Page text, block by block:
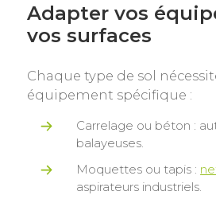
Adapter vos
vos surfaces
Chaque type de sol
équipement spécifique :
Carrelage ou béton :
balayeuses.
Moquettes ou tapis :
aspirateurs industriels.